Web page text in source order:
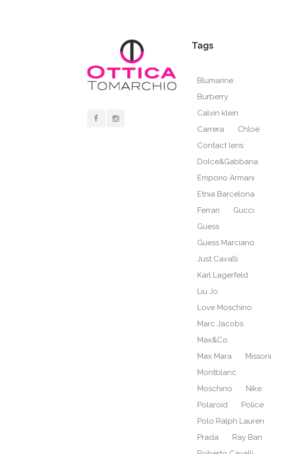
Tags
Blumarine
Burberry
Calvin klein
Carrera
Chloé
Contact lens
Dolce&Gabbana
Emporio Armani
Etnia Barcelona
Ferrari
Gucci
Guess
Guess Marciano
Just Cavalli
Karl Lagerfeld
Liu Jo
Love Moschino
Marc Jacobs
Max&Co.
Max Mara
Missoni
Montblanc
Moschino
Nike
Polaroid
Police
Polo Ralph Lauren
Prada
Ray Ban